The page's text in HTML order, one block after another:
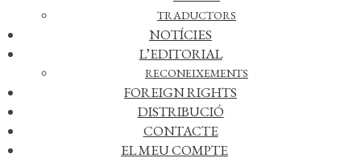
TRADUCTORS
NOTÍCIES
L’EDITORIAL
RECONEIXEMENTS
FOREIGN RIGHTS
DISTRIBUCIÓ
CONTACTE
EL MEU COMPTE